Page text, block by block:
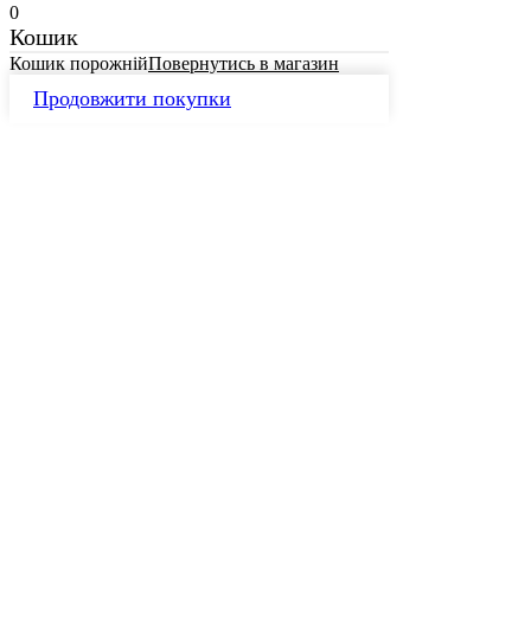
0
Кошик
Кошик порожнійПовернутись в магазин
Продовжити покупки